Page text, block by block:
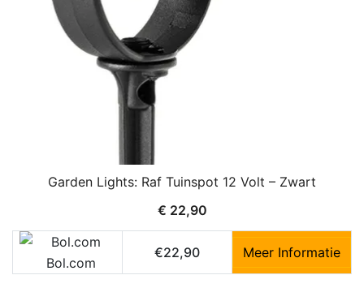
Garden Lights: Raf Tuinspot 12 Volt – Zwart
€ 22,90
Bol.com
€22,90 Meer Informatie